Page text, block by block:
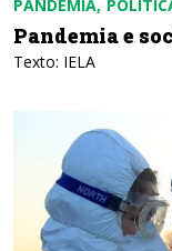
PANDEMIA
Pandemia e
Texto: IELA